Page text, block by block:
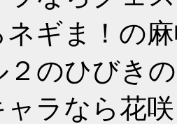
ギま！の
２のひびき
ラなら花